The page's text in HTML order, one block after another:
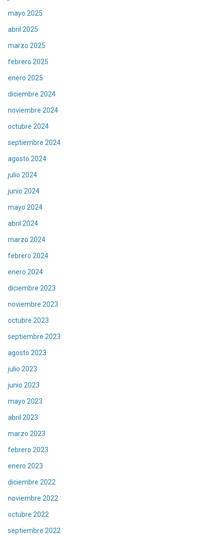
mayo 2025
abril 2025
marzo 2025
febrero 2025
enero 2025
diciembre 2024
noviembre 2024
octubre 2024
septiembre 2024
agosto 2024
julio 2024
junio 2024
mayo 2024
abril 2024
marzo 2024
febrero 2024
enero 2024
diciembre 2023
noviembre 2023
octubre 2023
septiembre 2023
agosto 2023
julio 2023
junio 2023
mayo 2023
abril 2023
marzo 2023
febrero 2023
enero 2023
diciembre 2022
noviembre 2022
octubre 2022
septiembre 2022